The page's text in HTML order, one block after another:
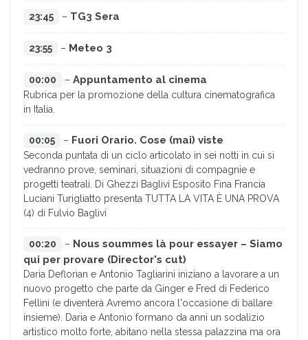
23:45 – TG3 Sera
23:55 – Meteo 3
00:00 – Appuntamento al cinema
Rubrica per la promozione della cultura cinematografica
in Italia.
00:05 – Fuori Orario. Cose (mai) viste
Seconda puntata di un ciclo articolato in sei notti in cui si
vedranno prove, seminari, situazioni di compagnie e
progetti teatrali. Di Ghezzi Baglivi Esposito Fina Francia
Luciani Turigliatto presenta TUTTA LA VITA È UNA PROVA
(4) di Fulvio Baglivi
00:20 – Nous soummes là pour essayer – Siamo
qui per provare (Director's cut)
Daria Deflorian e Antonio Tagliarini iniziano a lavorare a un
nuovo progetto che parte da Ginger e Fred di Federico
Fellini (e diventerà Avremo ancora l'occasione di ballare
insieme). Daria e Antonio formano da anni un sodalizio
artistico molto forte, abitano nella stessa palazzina ma ora